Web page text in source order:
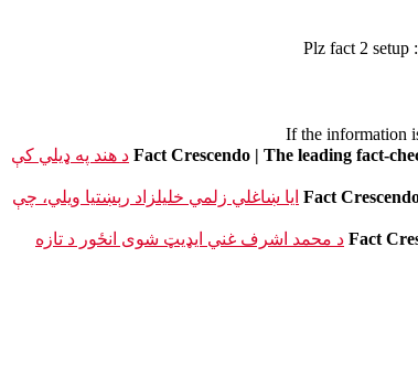
: Plz fact 2 setup
د هند په ډیلي کې
ایا ښاغلي زلمي خلیلزاد رېښتیا ویلي، چې
د محمد اشرف غني ایډیټ شوی انځور د تازه